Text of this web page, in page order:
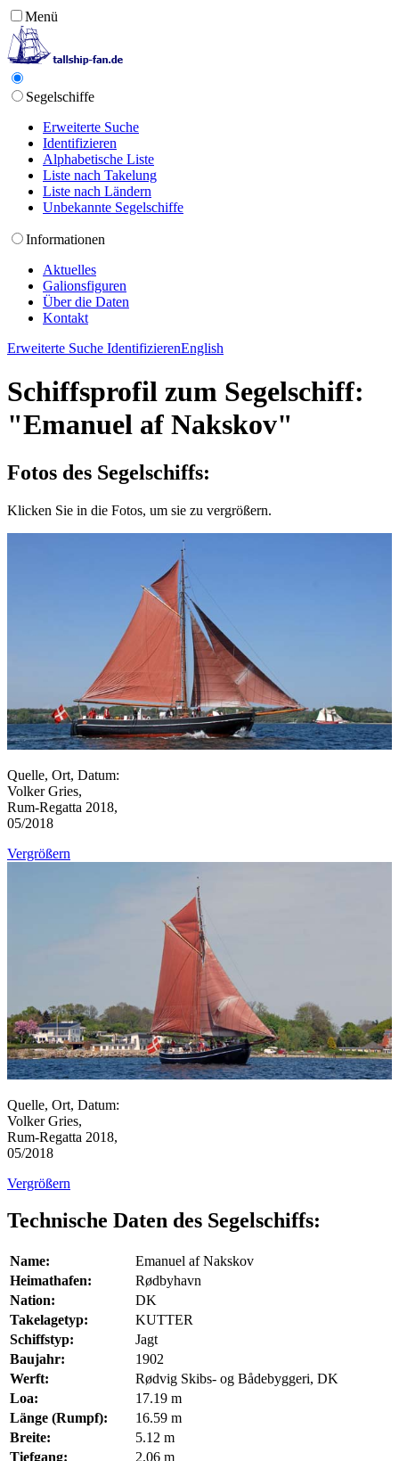
Menü
Segelschiffe
Erweiterte Suche
Identifizieren
Alphabetische Liste
Liste nach Takelung
Liste nach Ländern
Unbekannte Segelschiffe
Informationen
Aktuelles
Galionsfiguren
Über die Daten
Kontakt
Erweiterte Suche IdentifizierenEnglish
Schiffsprofil zum Segelschiff:
"Emanuel af Nakskov"
Fotos des Segelschiffs:
Klicken Sie in die Fotos, um sie zu vergrößern.
Quelle, Ort, Datum:
Volker Gries,
Rum-Regatta 2018,
05/2018
Vergrößern
Quelle, Ort, Datum:
Volker Gries,
Rum-Regatta 2018,
05/2018
Vergrößern
Technische Daten des Segelschiffs:
Name:
Emanuel af Nakskov
Heimathafen:
Rødbyhavn
Nation:
DK
Takelagetyp:
KUTTER
Schiffstyp:
Jagt
Baujahr:
1902
Werft:
Rødvig Skibs- og Bådebyggeri, DK
Loa:
17.19 m
Länge (Rumpf):
16.59 m
Breite:
5.12 m
Tiefgang:
2.06 m